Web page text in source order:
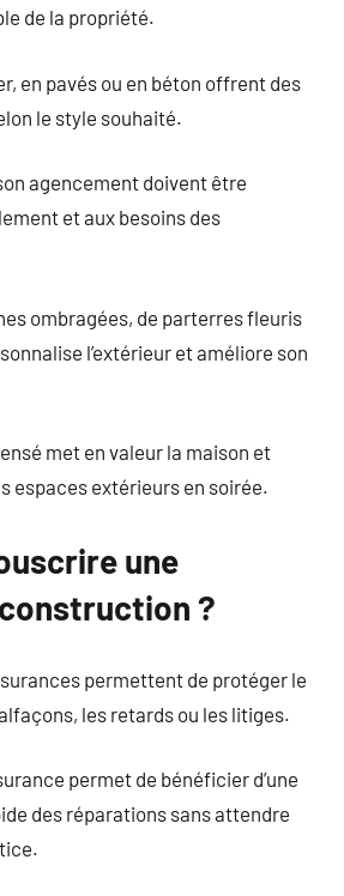
de la propriété.
en pavés ou en béton offrent des
le style souhaité.
agencement doivent être
et aux besoins des
ombragées, de parterres fleuris
l’extérieur et améliore son
met en valeur la maison et
espaces extérieurs en soirée.
une
?
permettent de protéger le
les retards ou les litiges.
permet de bénéficier d’une
des réparations sans attendre